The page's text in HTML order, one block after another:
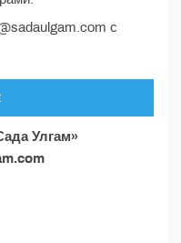
с
Улгам»